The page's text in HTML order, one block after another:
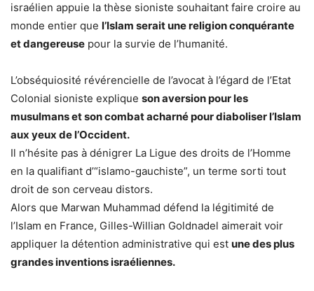
israélien appuie la thèse sioniste souhaitant faire croire au
monde entier que l’Islam serait une religion conquérante
et dangereuse pour la survie de l’humanité.
L’obséquiosité révérencielle de l’avocat à l’égard de l’Etat
Colonial sioniste explique son aversion pour les
musulmans et son combat acharné pour diaboliser l’Islam
aux yeux de l’Occident.
Il n’hésite pas à dénigrer La Ligue des droits de l’Homme
en la qualifiant d’“islamo-gauchiste”, un terme sorti tout
droit de son cerveau distors.
Alors que Marwan Muhammad défend la légitimité de
l’Islam en France, Gilles-Willian Goldnadel aimerait voir
appliquer la détention administrative qui est une des plus
grandes inventions israéliennes.